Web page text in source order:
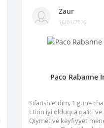
Zaur
16/01/2026
Paco Rabanne
Sifarish etdim, 1 gune
Etirin iyi olduqca qalici
Qiymet ve keyfiyyet